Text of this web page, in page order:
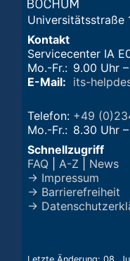
Universitätsstraße
Kontakt
Servicecenter IA
Mo.-Fr.: 9.00 Uhr
E-Mail: its-
Telefon: +49
Mo.-Fr.: 8.30 Uhr
Schnellzugriff
FAQ
A-Z
News
→ Impressum
→ Barrierefreiheit
→